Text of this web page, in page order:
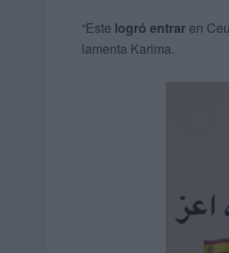
“Este logró entrar en
lamenta Karima.